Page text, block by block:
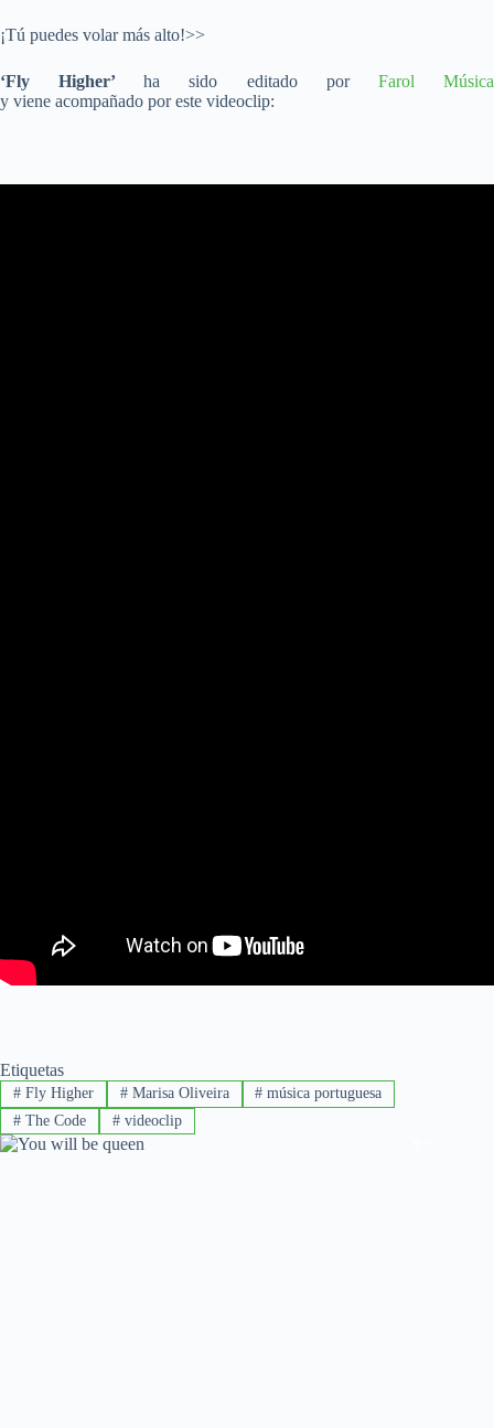
¡Tú puedes volar más alto!>>
‘Fly Higher’ha sido editado por Farol Música
y viene acompañado por este videoclip:
Etiquetas
#Fly Higher #Marisa Oliveira # música portuguesa
#The Code #videoclip